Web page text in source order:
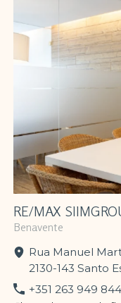
RE/MAX
Benavente
Rua Manuel
2130-143 Santo
+351 263 949